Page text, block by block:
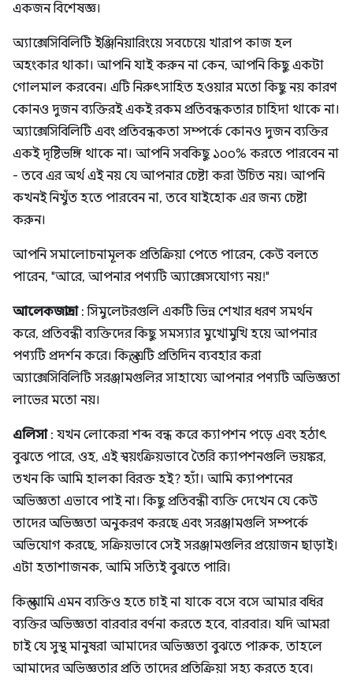
একজন বিশেষজ্ঞ।
অ্যাক্সেসিবিলিটি ইঞ্জিনিয়ারিংয়ে সবচেয়ে খারাপ কাজ হল
অহংকার থাকা। আপনি যাই করুন না কেন, আপনি কিছু একটা
গোলমাল করবেন। এটি নিরুৎসাহিত হওয়ার মতো কিছু নয় কারণ
কোনও দুজন ব্যক্তিরই একই রকম প্রতিবন্ধকতার চাহিদা থাকে না।
অ্যাক্সেসিবিলিটি এবং প্রতিবন্ধকতা সম্পর্কে কোনও দুজন ব্যক্তির
একই দৃষ্টিভঙ্গি থাকে না। আপনি সবকিছু ১০০% করতে পারবেন না
- তবে এর অর্থ এই নয় যে আপনার চেষ্টা করা উচিত নয়। আপনি
কখনই নিখুঁত হতে পারবেন না, তবে যাইহোক এর জন্য চেষ্টা
করুন।
আপনি সমালোচনামূলক প্রতিক্রিয়া পেতে পারেন, কেউ বলতে
পারেন, "আরে, আপনার পণ্যটি অ্যাক্সেসযোগ্য নয়!"
আলেকজান্দ্রা: সিমুলেটরগুলি একটি ভিন্ন শেখার ধরণ সমর্থন
করে, প্রতিবন্ধী ব্যক্তিদের কিছু সমস্যার মুখোমুখি হয়ে আপনার
পণ্যটি প্রদর্শন করে। কিন্তু, এটি প্রতিদিন ব্যবহার করা
অ্যাক্সেসিবিলিটি সরঞ্জামগুলির সাহায্যে আপনার পণ্যটি অভিজ্ঞতা
লাভের মতো নয়।
এলিসা: যখন লোকেরা শব্দ বন্ধ করে ক্যাপশন পড়ে এবং হঠাৎ
বুঝতে পারে, ওহ, এই স্বয়ংক্রিয়ভাবে তৈরি ক্যাপশনগুলি ভয়ঙ্কর,
তখন কি আমি হালকা বিরক্ত হই? হ্যাঁ। আমি ক্যাপশনের
অভিজ্ঞতা এভাবে পাই না। কিছু প্রতিবন্ধী ব্যক্তি দেখেন যে কেউ
তাদের অভিজ্ঞতা অনুকরণ করছে এবং সরঞ্জামগুলি সম্পর্কে
অভিযোগ করছে, সক্রিয়ভাবে সেই সরঞ্জামগুলির প্রয়োজন ছাড়াই।
এটা হতাশাজনক, আমি সত্যিই বুঝতে পারি।
কিন্তু আমি এমন ব্যক্তিও হতে চাই না যাকে বসে বসে আমার বধির
ব্যক্তির অভিজ্ঞতা বারবার বর্ণনা করতে হবে, বারবার। যদি আমরা
চাই যে সুস্থ মানুষরা আমাদের অভিজ্ঞতা বুঝতে পারুক, তাহলে
আমাদের অভিজ্ঞতার প্রতি তাদের প্রতিক্রিয়া সহ্য করতে হবে।